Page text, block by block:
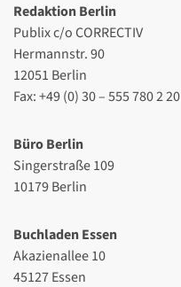
Redaktion Berlin
Publix c/o CORRECTIV
Hermannstr. 90
12051 Berlin
Fax: +49 (0) 30 – 555 780 2 20
Büro Berlin
Singerstraße 109
10179 Berlin
Buchladen Essen
Akazienallee 10
45127 Essen